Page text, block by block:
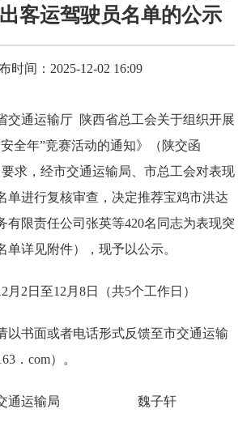
客运驾驶员名单的公示
时间：2025-12-02 16:09
交通运输厅 陕西省总工会关于组织开展
全年”竞赛活动的通知》（陕交函
要求，经市交通运输局、市总工会对表现
单进行复核审查，决定推荐宝鸡市洪达
有限责任公司张英等420名同志为表现突
单详见附件），现予以公示。
月2日至12月8日（共5个工作日）
以书面或者电话形式反馈至市交通运输
．com）。
市交通运输局 魏子轩